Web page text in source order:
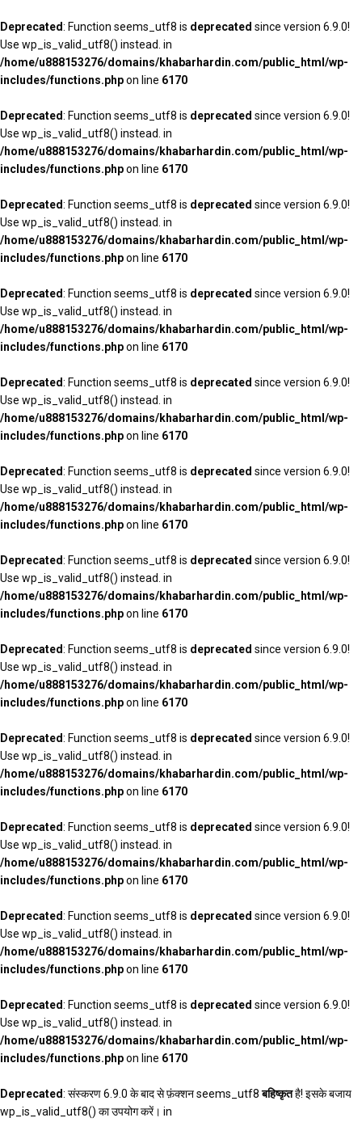
Deprecated: Function seems_utf8 is deprecated since version 6.9.0!
Use wp_is_valid_utf8() instead. in
/home/u888153276/domains/khabarhardin.com/public_html/wp-
includes/functions.phpon line 6170
Deprecated: Function seems_utf8 is deprecated since version 6.9.0!
Use wp_is_valid_utf8() instead. in
/home/u888153276/domains/khabarhardin.com/public_html/wp-
includes/functions.phpon line 6170
Deprecated: Function seems_utf8 is deprecated since version 6.9.0!
Use wp_is_valid_utf8() instead. in
/home/u888153276/domains/khabarhardin.com/public_html/wp-
includes/functions.phpon line 6170
Deprecated: Function seems_utf8 is deprecated since version 6.9.0!
Use wp_is_valid_utf8() instead. in
/home/u888153276/domains/khabarhardin.com/public_html/wp-
includes/functions.phpon line 6170
Deprecated: Function seems_utf8 is deprecated since version 6.9.0!
Use wp_is_valid_utf8() instead. in
/home/u888153276/domains/khabarhardin.com/public_html/wp-
includes/functions.phpon line 6170
Deprecated: Function seems_utf8 is deprecated since version 6.9.0!
Use wp_is_valid_utf8() instead. in
/home/u888153276/domains/khabarhardin.com/public_html/wp-
includes/functions.phpon line 6170
Deprecated: Function seems_utf8 is deprecated since version 6.9.0!
Use wp_is_valid_utf8() instead. in
/home/u888153276/domains/khabarhardin.com/public_html/wp-
includes/functions.phpon line 6170
Deprecated: Function seems_utf8 is deprecated since version 6.9.0!
Use wp_is_valid_utf8() instead. in
/home/u888153276/domains/khabarhardin.com/public_html/wp-
includes/functions.phpon line 6170
Deprecated: Function seems_utf8 is deprecated since version 6.9.0!
Use wp_is_valid_utf8() instead. in
/home/u888153276/domains/khabarhardin.com/public_html/wp-
includes/functions.phpon line 6170
Deprecated: Function seems_utf8 is deprecated since version 6.9.0!
Use wp_is_valid_utf8() instead. in
/home/u888153276/domains/khabarhardin.com/public_html/wp-
includes/functions.phpon line 6170
Deprecated: Function seems_utf8 is deprecated since version 6.9.0!
Use wp_is_valid_utf8() instead. in
/home/u888153276/domains/khabarhardin.com/public_html/wp-
includes/functions.phpon line 6170
Deprecated: Function seems_utf8 is deprecated since version 6.9.0!
Use wp_is_valid_utf8() instead. in
/home/u888153276/domains/khabarhardin.com/public_html/wp-
includes/functions.phpon line 6170
Deprecated: संस्करण 6.9.0 के बाद से फ़ंक्शन seems_utf8बहिष्कृतहै! इसके बजाय
wp_is_valid_utf8() का उपयोग करें। in